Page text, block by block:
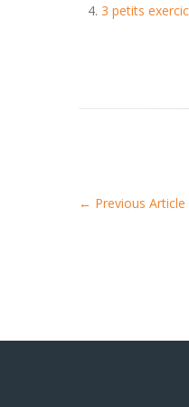
3 petits
← Previous Article